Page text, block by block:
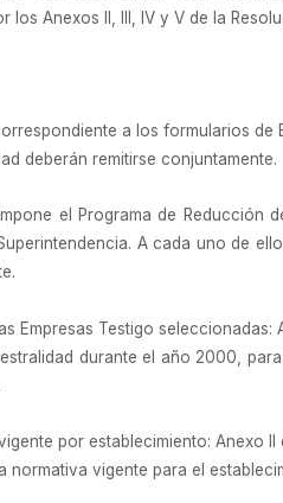
Anexos II, III, IV y V de la
a los formularios
deberán remitirse conjuntamente.
el Programa de Reducción
A cada uno de
Empresas Testigo
durante el año 2000,
por establecimiento: Anexo
normativa vigente para el